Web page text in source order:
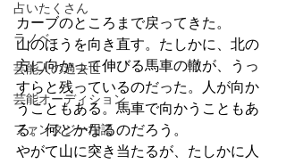
占いたくさん
ラノベ
芸能人の過去世
芸能オーディション
ファンタジー用語
カーブのところまで戻ってきた。
山のほうを向き直す。たしかに、北の
方に向かって伸びる馬車の轍が、うっ
すらと残っているのだった。人が向か
うこともある。馬車で向かうこともあ
る。何とかなるのだろう。
やがて山に突き当たるが、たしかに人